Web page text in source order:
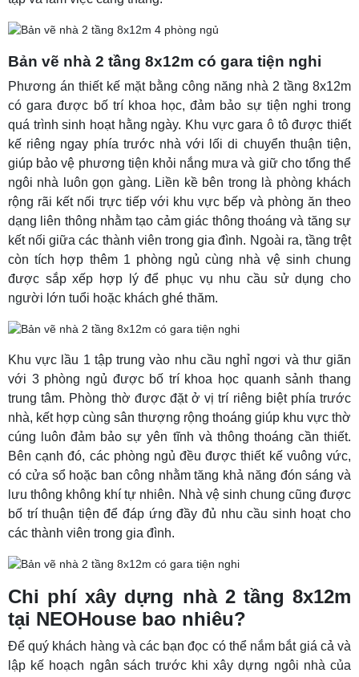
Bản vẽ nhà 2 tầng 8x12m có gara tiện nghi
Phương án thiết kế mặt bằng công năng nhà 2 tầng 8x12m
có gara được bố trí khoa học, đảm bảo sự tiện nghi trong
quá trình sinh hoạt hằng ngày. Khu vực gara ô tô được thiết
kế riêng ngay phía trước nhà với lối di chuyển thuận tiện,
giúp bảo vệ phương tiện khỏi nắng mưa và giữ cho tổng thể
ngôi nhà luôn gọn gàng. Liền kề bên trong là phòng khách
rộng rãi kết nối trực tiếp với khu vực bếp và phòng ăn theo
dạng liên thông nhằm tạo cảm giác thông thoáng và tăng sự
kết nối giữa các thành viên trong gia đình. Ngoài ra, tầng trệt
còn tích hợp thêm 1 phòng ngủ cùng nhà vệ sinh chung
được sắp xếp hợp lý để phục vụ nhu cầu sử dụng cho
người lớn tuổi hoặc khách ghé thăm.
Khu vực lầu 1 tập trung vào nhu cầu nghỉ ngơi và thư giãn
với 3 phòng ngủ được bố trí khoa học quanh sảnh thang
trung tâm. Phòng thờ được đặt ở vị trí riêng biệt phía trước
nhà, kết hợp cùng sân thượng rộng thoáng giúp khu vực thờ
cúng luôn đảm bảo sự yên tĩnh và thông thoáng cần thiết.
Bên cạnh đó, các phòng ngủ đều được thiết kế vuông vức,
có cửa sổ hoặc ban công nhằm tăng khả năng đón sáng và
lưu thông không khí tự nhiên. Nhà vệ sinh chung cũng được
bố trí thuận tiện để đáp ứng đầy đủ nhu cầu sinh hoạt cho
các thành viên trong gia đình.
Chi phí xây dựng nhà 2 tầng 8x12m
tại NEOHouse bao nhiêu?
Để quý khách hàng và các bạn đọc có thể nắm bắt giá cả và
lập kế hoạch ngân sách trước khi xây dựng ngôi nhà của